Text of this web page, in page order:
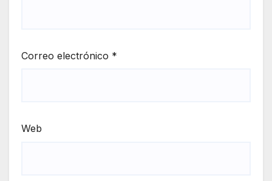
Correo electrónico *
Web